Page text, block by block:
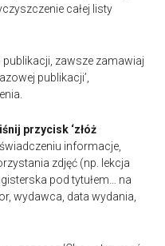
całej listy
zawsze zamawiaj
publikacji’,
przycisk ‘złóż
informacje,
zdjęć (np. lekcja
pod tytułem… na
wydawca, data wydania,